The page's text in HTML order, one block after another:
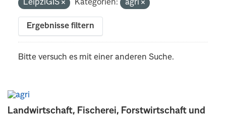
Landwirtschaft, Fischerei, Forstwirtschaft und
LeipziGIS
Kategorien: agri
Ergebnisse filtern
Bitte versuch es mit einer anderen Suche.